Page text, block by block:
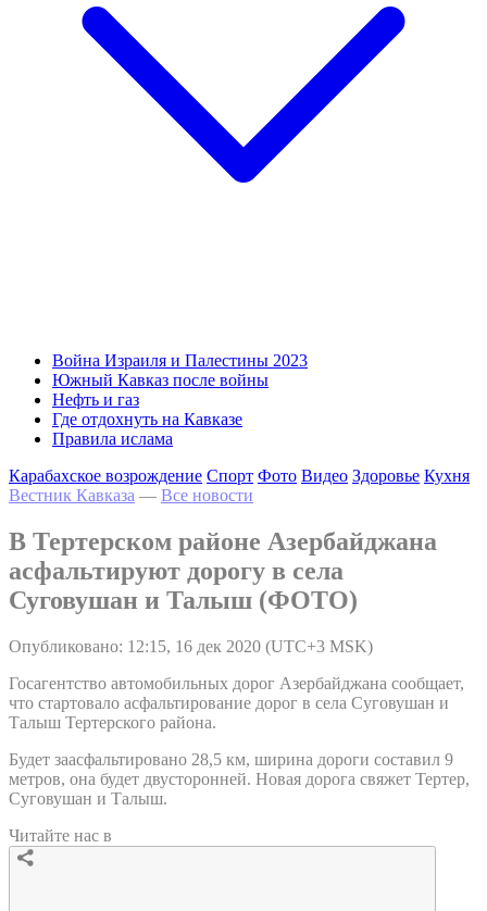
Война Израиля и Палестины 2023
Южный Кавказ после войны
Нефть и газ
Где отдохнуть на Кавказе
Правила ислама
Карабахское возрождение Спорт Фото Видео Здоровье Кухня
Вестник Кавказа — Все новости
В Тертерском районе Азербайджана
асфальтируют дорогу в села
Суговушан и Талыш (ФОТО)
Опубликовано: 12:15, 16 дек 2020 (UTC+3 MSK)
Госагентство автомобильных дорог Азербайджана сообщает,
что стартовало асфальтирование дорог в села Суговушан и
Талыш Тертерского района.
Будет заасфальтировано 28,5 км, ширина дороги составил 9
метров, она будет двусторонней. Новая дорога свяжет Тертер,
Суговушан и Талыш.
Читайте нас в